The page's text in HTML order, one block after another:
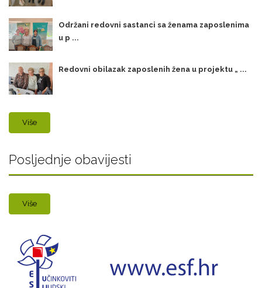
Održani redovni sastanci sa ženama zaposlenima
u p ...
Redovni obilazak zaposlenih žena u projektu „ ...
Više
Posljednje obavijesti
Više